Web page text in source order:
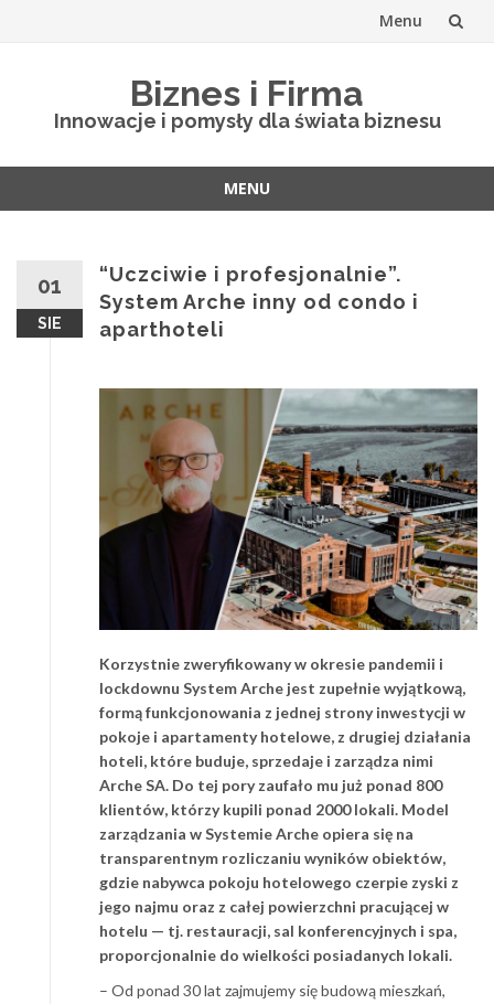
Menu
Biznes i Firma
Innowacje i pomysły dla świata biznesu
MENU
01
SIE
“Uczciwie i profesjonalnie”.
System Arche inny od condo i
aparthoteli
Korzystnie zweryfikowany w okresie pandemii i
lockdownu System Arche jest zupełnie wyjątkową,
formą funkcjonowania z jednej strony inwestycji w
pokoje i apartamenty hotelowe, z drugiej działania
hoteli, które buduje, sprzedaje i zarządza nimi
Arche SA. Do tej pory zaufało mu już ponad 800
klientów, którzy kupili ponad 2000 lokali. Model
zarządzania w Systemie Arche opiera się na
transparentnym rozliczaniu wyników obiektów,
gdzie nabywca pokoju hotelowego czerpie zyski z
jego najmu oraz z całej powierzchni pracującej w
hotelu — tj. restauracji, sal konferencyjnych i spa,
proporcjonalnie do wielkości posiadanych lokali.
– Od ponad 30 lat zajmujemy się budową mieszkań,